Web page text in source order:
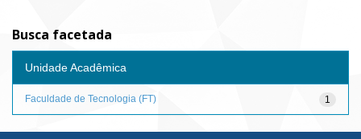
Busca facetada
Unidade Acadêmica
1
Faculdade de Tecnologia (FT)